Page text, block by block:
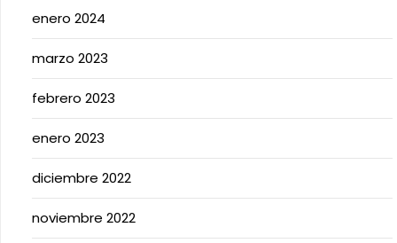
enero 2024
marzo 2023
febrero 2023
enero 2023
diciembre 2022
noviembre 2022